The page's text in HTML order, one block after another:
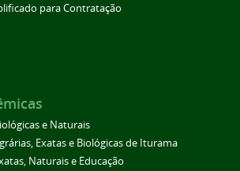
para Contratação
e Naturais
Exatas e Biológicas de Iturama
Naturais e Educação